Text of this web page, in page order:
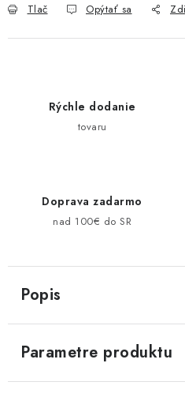
Tlač Opýtať sa
Rýchle dodanie
tovaru
Doprava zadarmo
nad 100€ do SR
Popis
Parametre produktu